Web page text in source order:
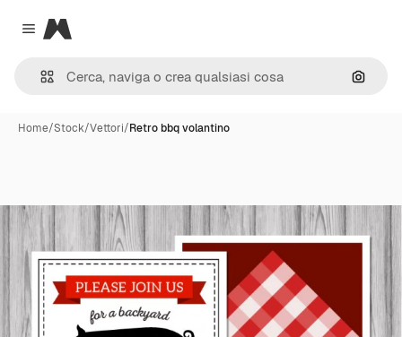
Close menu
Magnific
Cerca
Home/Stock/Vettori/Retro bbq volantino